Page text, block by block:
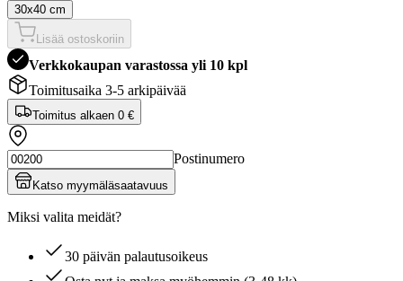
30x40 cm
Lisää ostoskoriin
Verkkokaupan varastossa yli 10 kpl
Toimitusaika 3-5 arkipäivää
Toimitus alkaen 0 €
Postinumero
Katso myymäläsaatavuus
Miksi valita meidät?
30 päivän palautusoikeus